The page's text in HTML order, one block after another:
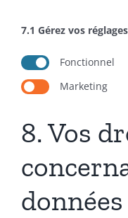
7.1 Gérez vos
Fonctionnel
Marketing
8. Vos